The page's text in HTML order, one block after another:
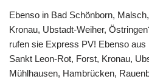
Ebenso in Bad Schönborn,
Kronau, Ubstadt-Weiher,
rufen sie Express PV! Ebenso
Sankt Leon-Rot, Forst, Kronau,
Mühlhausen, Hambrücken,